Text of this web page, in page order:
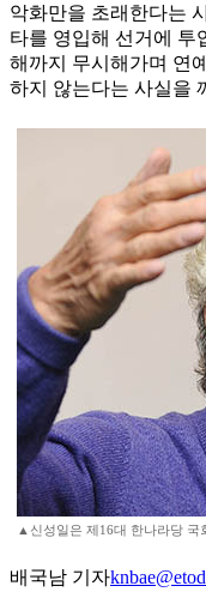
악화만을 초래한다는
타를 영입해 선거에 투
해까지 무시해가며 연
하지 않는다는 사실을
▲신성일은 제16대 한나라당 국
배국남 기자